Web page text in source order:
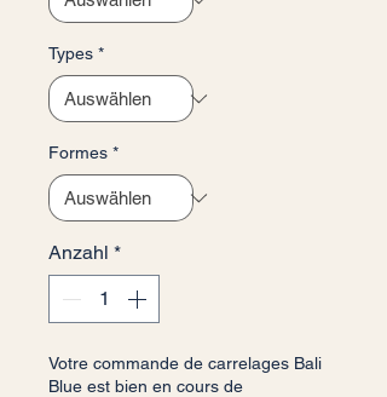
Types *
Formes *
Anzahl *
Votre commande de carrelages Bali
Blue est bien en cours de